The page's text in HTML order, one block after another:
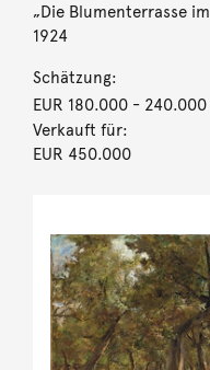
„Die Blumenterrasse
1924
Schätzung:
EUR 180.000- 240.000
Verkauft für:
EUR 450.000